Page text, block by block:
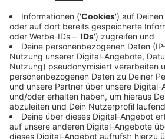
Egal ob du auf 80er, Rock, Schlager
stehst – bei uns läuft rund um die Uhr
Neben unserem Livestream kannst du
Channels wählen, von New Country
Deutsch Pop bis Karneval. Einfach
und wohlfühlen. Dein Webradio für
Moment und jeden Musikgeschmack!